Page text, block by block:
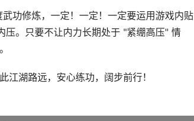
功修炼，一定！一定！一定要运用游戏内贴
压。只要不让内力长期处于 "紧绷高压" 情
江湖路远，安心练功，阔步前行！